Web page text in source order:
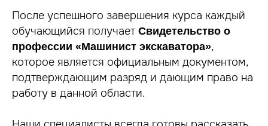
После успешного завершения курса каждый
обучающийся получает Свидетельство о
профессии «Машинист экскаватора»,
которое является официальным документом,
подтверждающим разряд и дающим право на
работу в данной области.